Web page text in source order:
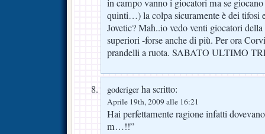
in campo vanno i giocatori ma se
quinti…) la colpa sicuramente è dei tifosi
Jovetic? Mah..io vedo venti giocatori della
superiori -forse anche di più. Per ora
prandelli a ruota. SABATO ULTIMO
goderiger ha scritto:
Aprile 19th, 2009 alle 16:21
Hai perfettamente ragione infatti
m…!!”